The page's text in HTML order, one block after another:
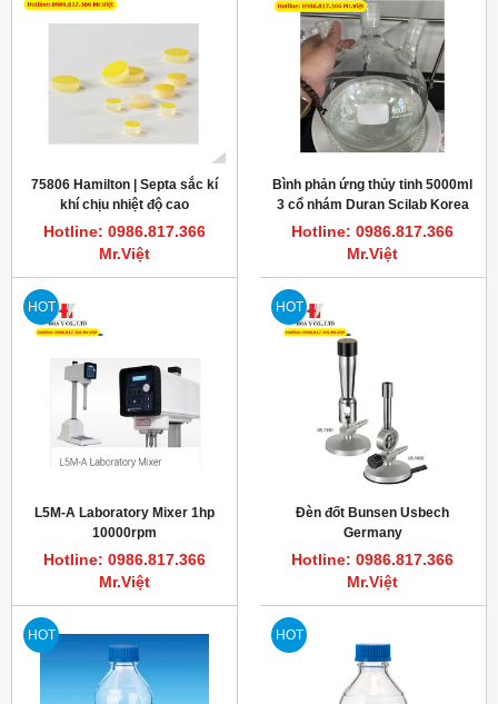
75806 Hamilton | Septa sắc kí
khí chịu nhiệt độ cao
PTFE/silicone rubber 12.7 mm
Hotline: 0986.817.366
Mr.Việt
Bình phản ứng thủy tinh 5000ml
3 cổ nhám Duran Scilab Korea
Hotline: 0986.817.366
Mr.Việt
HOT
L5M-A Laboratory Mixer 1hp
10000rpm
Hotline: 0986.817.366
Mr.Việt
HOT
Đèn đốt Bunsen Usbech
Germany
Hotline: 0986.817.366
Mr.Việt
HOT HOT